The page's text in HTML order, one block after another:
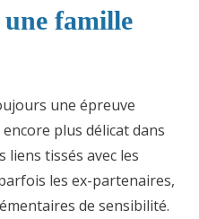
famille
une épreuve
plus délicat dans
liens tissés avec les
les ex-partenaires,
de sensibilité.